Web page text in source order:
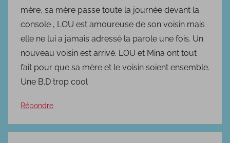
mère, sa mère passe toute la journée devant la
console , LOU est amoureuse de son voisin mais
elle ne lui a jamais adressé la parole une fois. Un
nouveau voisin est arrivé. LOU et Mina ont tout
fait pour que sa mère et le voisin soient ensemble.
Une B.D trop cool
Répondre